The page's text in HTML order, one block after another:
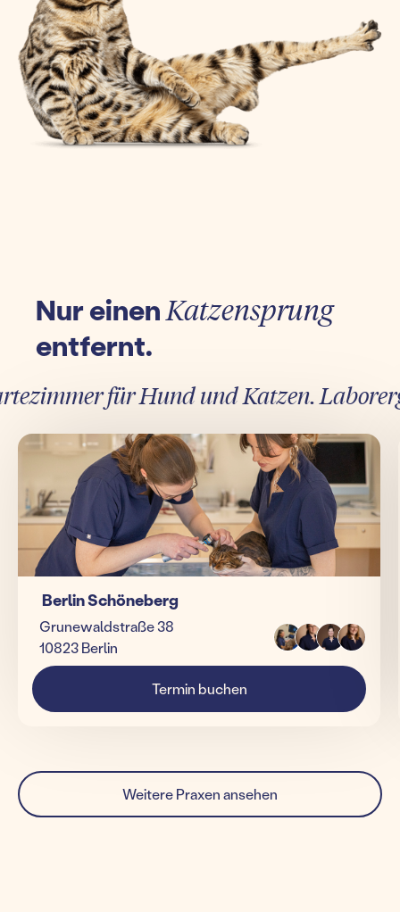
Nur einenKatzensprung
entfernt.
für Hund und Katzen.
Berlin Schöneberg
Grunewaldstraße 38
10823 Berlin
Termin buchen
Weitere Praxen ansehen